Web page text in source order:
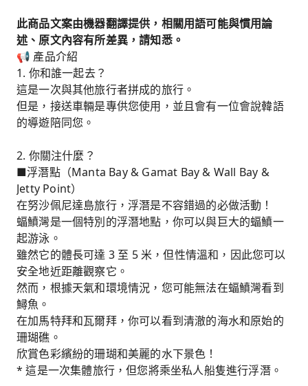
此商品文案由機器翻譯提供，相關用語可能與慣用論
述、原文內容有所差異，請知悉。
📢 產品介紹
1. 你和誰一起去？
這是一次與其他旅行者拼成的旅行。
但是，接送車輛是專供您使用，並且會有一位會說韓語
的導遊陪同您。
2. 你關注什麼？
■浮潛點（Manta Bay & Gamat Bay & Wall Bay &
Jetty Point）
在努沙佩尼達島旅行，浮潛是不容錯過的必做活動！
蝠鱝灣是一個特別的浮潛地點，你可以與巨大的蝠鱝一
起游泳。
雖然它的體長可達 3 至 5 米，但性情溫和，因此您可以
安全地近距離觀察它。
然而，根據天氣和環境情況，您可能無法在蝠鱝灣看到
鱘魚。
在加馬特拜和瓦爾拜，你可以看到清澈的海水和原始的
珊瑚礁。
欣賞色彩繽紛的珊瑚和美麗的水下景色！
* 這是一次集體旅行，但您將乘坐私人船隻進行浮潛。